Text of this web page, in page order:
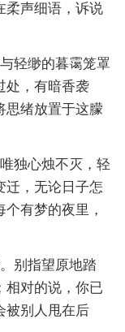
柔声细语，诉说
轻缈的暮霭笼罩
处，有暗香袭
思绪放置于这朦
独心烛不灭，轻
迁，无论日子怎
有梦的夜里，
别指望原地踏
相对的说，你已
被别人甩在后